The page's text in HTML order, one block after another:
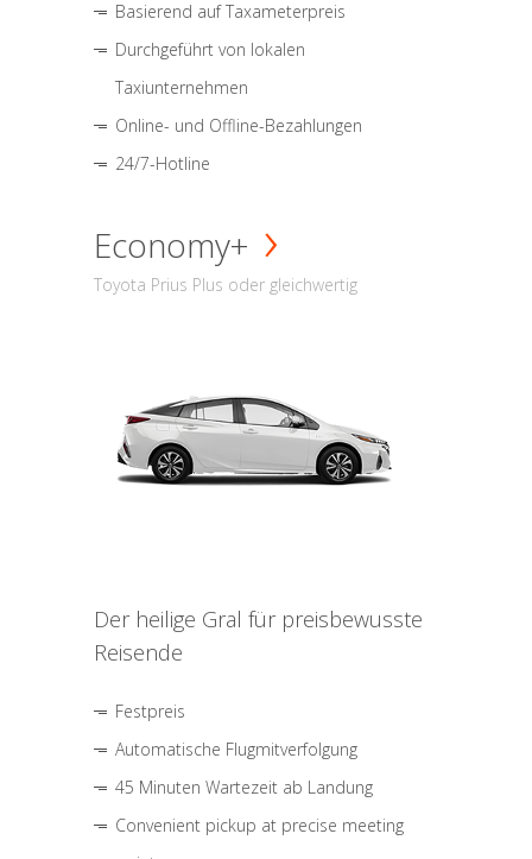
Basierend auf Taxameterpreis
Durchgeführt von lokalen
Taxiunternehmen
Online- und Offline-Bezahlungen
24/7-Hotline
Economy+
Toyota Prius Plus oder gleichwertig
Der heilige Gral für preisbewusste
Reisende
Festpreis
Automatische Flugmitverfolgung
45 Minuten Wartezeit ab Landung
Convenient pickup at precise meeting